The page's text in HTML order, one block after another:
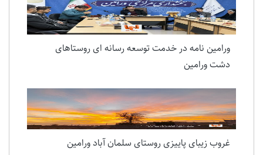
ورامین نامه در خدمت توسعه رسانه ای روستاهای
دشت ورامین
غروب زیبای پاییزی روستای سلمان آباد ورامین